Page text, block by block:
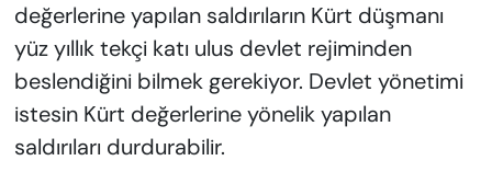
değerlerine yapılan saldırıların Kürt düşmanı
yüz yıllık tekçi katı ulus devlet rejiminden
beslendiğini bilmek gerekiyor. Devlet yönetimi
istesin Kürt değerlerine yönelik yapılan
saldırıları durdurabilir.